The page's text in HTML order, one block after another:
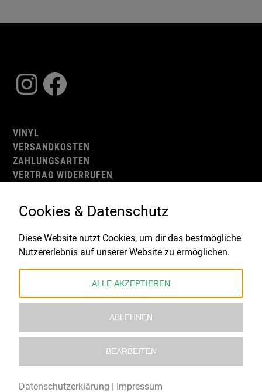
Instagram
Facebook
VINYL
VERSANDKOSTEN
ZAHLUNGSARTEN
VERTRAG WIDERRUFEN
WIDERRUFSBELEHRUNG
IMPRESSUM
Gefördert durch:
Cookies & Datenschutz
Diese Website nutzt Cookies, um dir das bestmögliche
Nutzererlebnis auf unserer Website zu ermöglichen.
ALLE AKZEPTIEREN
ABLEHNEN
BEARBEITEN
Datenschutzerklärung | Impressum